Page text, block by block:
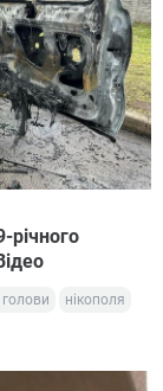
річного
голови
нікополя